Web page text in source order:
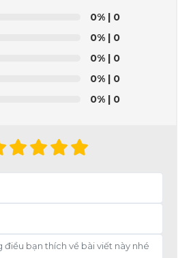
0% | 0
0% | 0
0% | 0
0% | 0
0% | 0